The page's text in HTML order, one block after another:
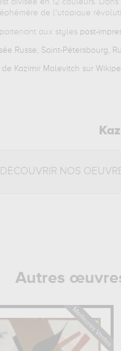
divisée en 12 couleurs.
de l'utopique
aux styles post-
Russe, Saint-Pétersbourg,
Kazimir Malevitch sur
DÉCOUVRIR NOS
Autres